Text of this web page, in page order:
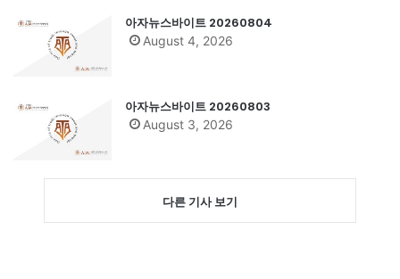
아자뉴스바이트 20260804
August 4, 2026
아자뉴스바이트 20260803
August 3, 2026
다른 기사 보기